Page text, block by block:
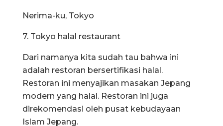
Nerima-ku, Tokyo
7. Tokyo halal restaurant
Dari namanya kita sudah tau bahwa ini
adalah restoran bersertifikasi halal.
Restoran ini menyajikan masakan Jepang
modern yang halal. Restoran ini juga
direkomendasi oleh pusat kebudayaan
Islam Jepang.